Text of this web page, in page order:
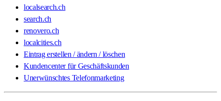
localsearch.ch
search.ch
renovero.ch
localcities.ch
Eintrag erstellen / ändern / löschen
Kundencenter für Geschäftskunden
Unerwünschtes Telefonmarketing